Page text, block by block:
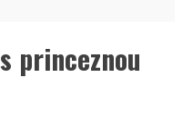
princeznou